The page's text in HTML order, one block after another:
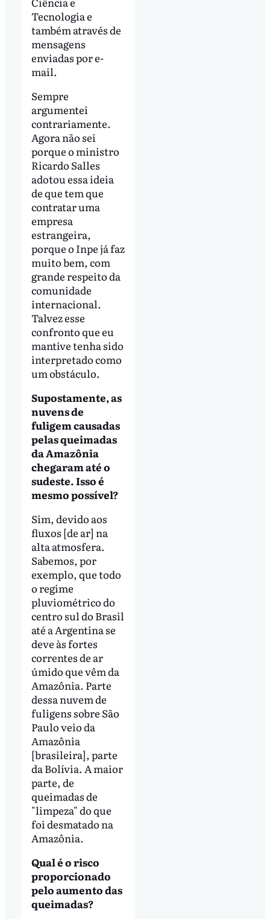
Tecnologia e
também através de
mensagens
enviadas por e-
mail.
Sempre
argumentei
contrariamente.
Agora não sei
porque o ministro
Ricardo Salles
adotou essa ideia
de que tem que
contratar uma
empresa
estrangeira,
porque o Inpe já faz
muito bem, com
grande respeito da
comunidade
internacional.
Talvez esse
confronto que eu
mantive tenha sido
interpretado como
um obstáculo.
Supostamente, as
nuvens de
fuligem causadas
pelas queimadas
da Amazônia
chegaram até o
sudeste. Isso é
mesmo possível?
Sim, devido aos
fluxos [de ar] na
alta atmosfera.
Sabemos, por
exemplo, que todo
o regime
pluviométrico do
centro sul do Brasil
até a Argentina se
deve às fortes
correntes de ar
úmido que vêm da
Amazônia. Parte
dessa nuvem de
fuligens sobre São
Paulo veio da
Amazônia
[brasileira], parte
da Bolívia. A maior
parte, de
queimadas de
"limpeza" do que
foi desmatado na
Amazônia.
Qual é o risco
proporcionado
pelo aumento das
queimadas?